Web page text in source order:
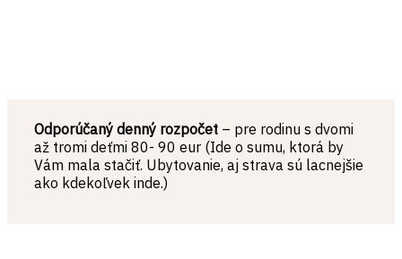
Odporúčaný denný rozpočet – pre rodinu s dvomi
až tromi deťmi 80- 90 eur (Ide o sumu, ktorá by
Vám mala stačiť. Ubytovanie, aj strava sú lacnejšie
ako kdekoľvek inde.)